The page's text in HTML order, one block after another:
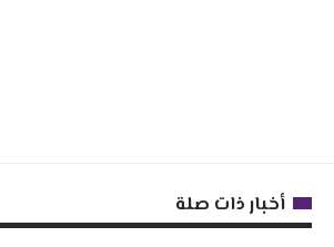
أخبار ذات صلة